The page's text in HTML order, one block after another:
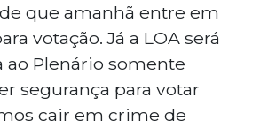
que amanhã entre em
votação. Já a LOA será
Plenário somente
segurança para votar
cair em crime de